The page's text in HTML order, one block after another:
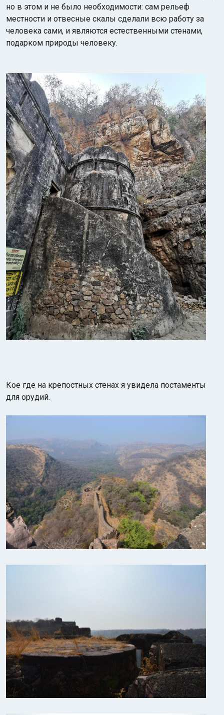
но в этом и не было необходимости: сам рельеф
местности и отвесные скалы сделали всю работу за
человека сами, и являются естественными стенами,
подарком природы человеку.
Кое где на крепостных стенах я увидела постаменты
для орудий.